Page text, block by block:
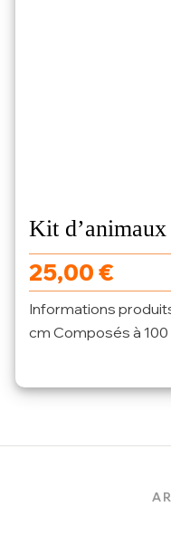
Kit d’animaux
25,00€
Informations
cm Composés à 100